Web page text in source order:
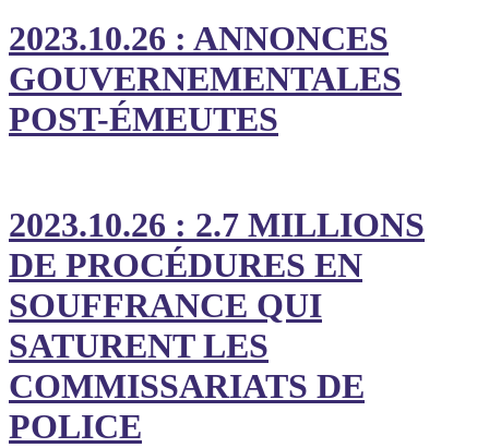
2023.10.26 : ANNONCES
GOUVERNEMENTALES
POST-ÉMEUTES
2023.10.26 : 2.7 MILLIONS
DE PROCÉDURES EN
SOUFFRANCE QUI
SATURENT LES
COMMISSARIATS DE
POLICE